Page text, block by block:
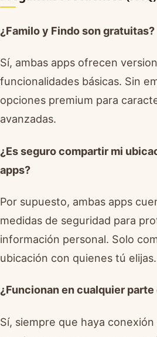
¿Familo y Findo son gratuitas?
Sí, ambas apps ofrecen
funcionalidades básicas. Sin
opciones premium para
avanzadas.
¿Es seguro compartir mi
apps?
Por supuesto, ambas apps
medidas de seguridad para
información personal. Solo
ubicación con quienes tú elijas.
¿Funcionan en cualquier parte
Sí, siempre que haya